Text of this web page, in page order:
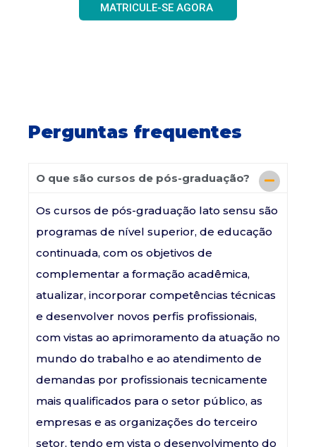
MATRICULE-SE AGORA
Perguntas frequentes
O que são cursos de pós-graduação?
Os cursos de pós-graduação lato sensu são
programas de nível superior, de educação
continuada, com os objetivos de
complementar a formação acadêmica,
atualizar, incorporar competências técnicas
e desenvolver novos perfis profissionais,
com vistas ao aprimoramento da atuação no
mundo do trabalho e ao atendimento de
demandas por profissionais tecnicamente
mais qualificados para o setor público, as
empresas e as organizações do terceiro
setor, tendo em vista o desenvolvimento do